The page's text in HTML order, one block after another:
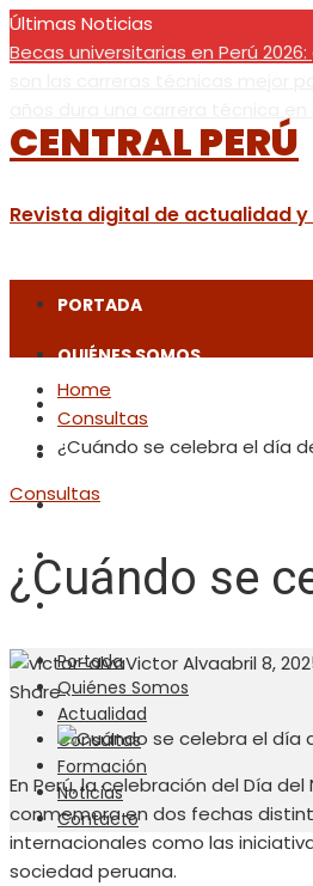
Últimas Noticias
Becas universitarias en Perú
sábado, agosto 8
CENTRAL PERÚ
Revista digital de actualidad
PORTADA
QUIÉNES SOMOS
ACTUALIDAD
CONSULTAS
FORMACIÓN
NOTICIAS
Portada
Quiénes Somos
Actualidad
Consultas
Formación
Noticias
Contacto
Home
Consultas
¿Cuándo se celebra el día
Consultas
¿Cuándo se
Victor Alvaabril 8,
Facebook
Twitter
LinkedIn
Pinterest
Stumbleupon
Email
Share
En Perú, la celebración del Día
conmemora en dos fechas
internacionales como las
sociedad peruana.​